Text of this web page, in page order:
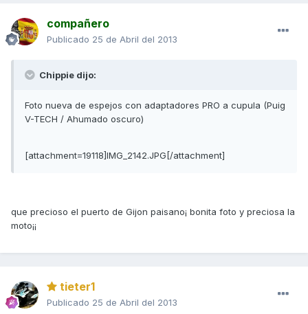
compañero
Publicado 25 de Abril del 2013
Chippie dijo:
Foto nueva de espejos con adaptadores PRO a cupula (Puig
V-TECH / Ahumado oscuro)
[attachment=19118]IMG_2142.JPG[/attachment]
que precioso el puerto de Gijon paisano¡ bonita foto y preciosa la
moto¡¡
tieter1
Publicado 25 de Abril del 2013